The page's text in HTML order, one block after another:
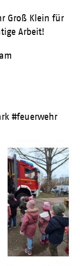
Groß Klein für
Arbeit!
#feuerwehr